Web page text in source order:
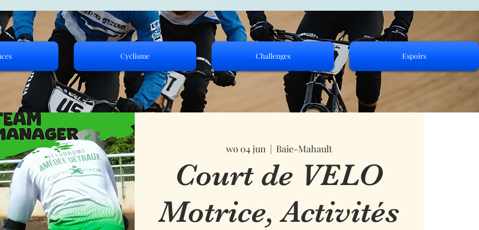
Cyclisme Challenges Espoirs
wo 04 jun
  |
Baie-Mahault
Court de VELO
Motrice, Activités